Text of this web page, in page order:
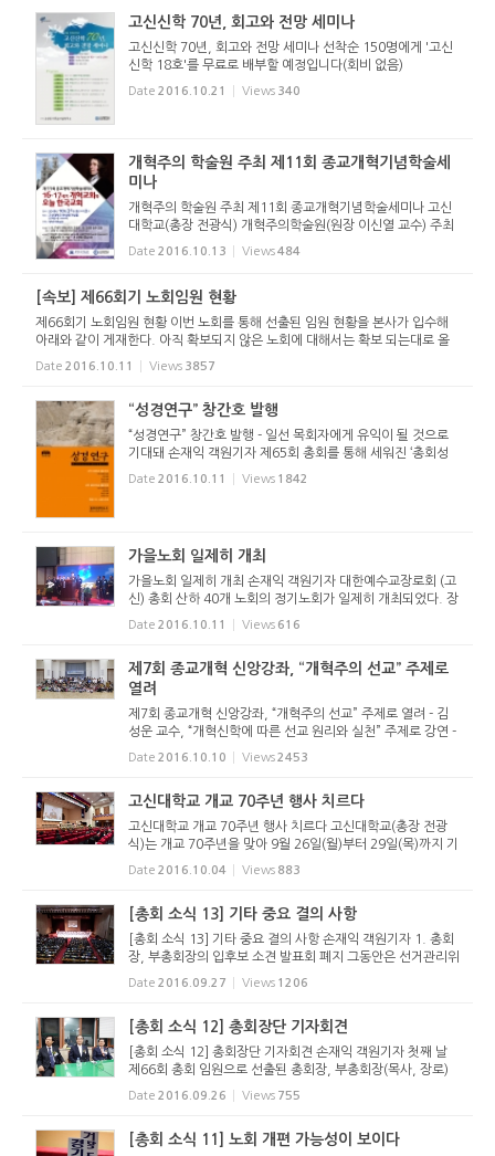
고신신학 70년, 회고와 전망 세미나
고신신학 70년, 회고와 전망 세미나 선착순 150명에게 '고신
신학 18호'를 무료로 배부할 예정입니다(회비 없음)
Date 2016.10.21 Views 340
개혁주의 학술원 주최 제11회 종교개혁기념학술세
미나
개혁주의 학술원 주최 제11회 종교개혁기념학술세미나 고신
대학교(총장 전광식) 개혁주의학술원(원장 이신열 교수) 주최
로 ‘제11회 종교개혁기념학술세미나’가 오는 10월 31일(월)
오후 2시 고신대학교 은혜관 한상동기념홀에서 개최된다. &ls
Date 2016.10.13 Views484
[속보] 제66회기 노회임원 현황
제66회기 노회임원 현황 이번 노회를 통해 선출된 임원 현황을 본사가 입수해
아래와 같이 게재한다. 아직 확보되지 않은 노회에 대해서는 확보 되는대로 올
릴 예정이다. * 노회장, 목사부노회장, 서기, 부서기, 회록서기, 부회록서기는
목사 * 장로부노회장,...
Date 2016.10.11 Views 3857
“성경연구” 창간호 발행
“성경연구” 창간호 발행 - 일선 목회자에게 유익이 될 것으로
기대돼 손재익 객원기자 제65회 총회를 통해 세워진 ‘총회성
경연구소’(소장 장희종 목사)가 저널 『성경 연구』 창간호를 발
간했다. 『성경 연구』는 바쁜 목회 가운데 ...
Date 2016.10.11 Views 1842
가을노회 일제히 개최
가을노회 일제히 개최 손재익 객원기자 대한예수교장로회 (고
신) 총회 산하 40개 노회의 정기노회가 일제히 개최되었다. 장
로교 정치의 핵심이라고 할 수 있는 노회는 4월과 10월에 각
각 개최된다. 10월 노회의 경우 한 해 동안 섬길 임원을 선출
Date 2016.10.11 Views 616
제7회 종교개혁 신앙강좌, “개혁주의 선교” 주제로
열려
제7회 종교개혁 신앙강좌, “개혁주의 선교” 주제로 열려 - 김
성운 교수, “개혁신학에 따른 선교 원리와 실천” 주제로 강연 -
개혁신앙을 추구하는 작은 교회들, 함께 모여 교제의 시간 가
져 설요한 형제 (광교장로교회) 지난 10월 2...
Date 2016.10.10 Views2453
고신대학교 개교 70주년 행사 치르다
고신대학교 개교 70주년 행사 치르다 고신대학교(총장 전광
식)는 개교 70주년을 맞아 9월 26일(월)부터 29일(목)까지 기
념식을 비롯해 중국 남경예술대, 페로스합창단, BewhY 공연,
총학생회 축제, 웨일즈 유니온신학교 등 해외명사 초청강연의
Date 2016.10.04 Views 883
[총회 소식 13] 기타 중요 결의 사항
[총회 소식 13] 기타 중요 결의 사항 손재익 객원기자 1. 총회
장, 부총회장의 입후보 소견 발표회 폐지 그동안은 선거관리위
원회의 주관하에 총회장, 부총회장 후보자들을 소개하는 정견
발표 시간이 있었다. 그러나 세상 정치와 다른 장로교 정치원
Date 2016.09.27 Views 1206
[총회 소식 12] 총회장단 기자회견
[총회 소식 12] 총회장단 기자회견 손재익 객원기자 첫째 날
제66회 총회 임원으로 선출된 총회장, 부총회장(목사, 장로)
의 교계신문 기자회견이 9월 20일(첫째 날, 화요일) 저녁 10
시에 고려신학대학원 행정동 2층에서 있었다. 개혁정론, 국민
Date 2016.09.26 Views 755
[총회 소식 11] 노회 개편 가능성이 보이다